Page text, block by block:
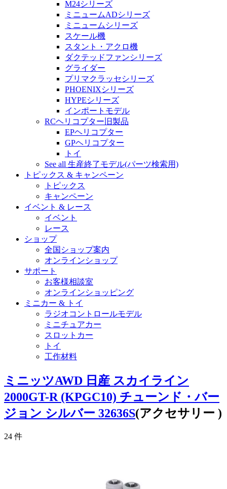
M24シリーズ
ミニュームADシリーズ
ミニュームシリーズ
スケール機
スタント・アクロ機
ダクテッドファンシリーズ
グライダー
プリマクラッセシリーズ
PHOENIXシリーズ
HYPEシリーズ
インポートモデル
RCヘリコプター旧製品
EPヘリコプター
GPヘリコプター
トイ
See all 生産終了モデル(パーツ検索用)
トピックス & キャンペーン
トピックス
キャンペーン
イベント & レース
イベント
レース
ショップ
全国ショップ案内
オンラインショップ
サポート
お客様相談室
オンラインショッピング
ミニカー & トイ
ラジオコントロールモデル
ミニチュアカー
スロットカー
トイ
工作材料
ミニッツAWD 日産 スカイライン
2000GT-R (KPGC10) チューンド・バー
ジョン シルバー 32636S(アクセサリー )
24 件